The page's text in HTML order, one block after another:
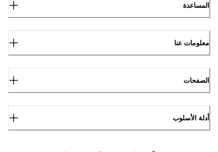
المساعدة
معلومات عنا
الصفحات
أدلة الأسلوب